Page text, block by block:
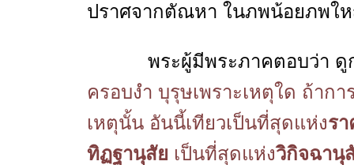
ปราศจากตัณหา ในภพน้อยภพให
พระผู้มีพระภาคตอบว่า ดู
ครอบงำ บุรุษเพราะเหตุใด ถ้า
เหตุนั้น อันนี้เทียวเป็นที่สุดแห่งร
ทิฏฐานุสัย เป็นที่สุดแห่งวิกิจฉานุ